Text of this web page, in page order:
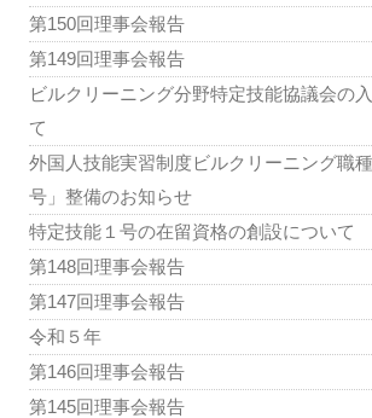
第150回理事会報告
第149回理事会報告
ビルクリーニング分野特定技能協議会の
て
外国人技能実習制度ビルクリーニング職
号」整備のお知らせ
特定技能１号の在留資格の創設について
第148回理事会報告
第147回理事会報告
令和５年
第146回理事会報告
第145回理事会報告